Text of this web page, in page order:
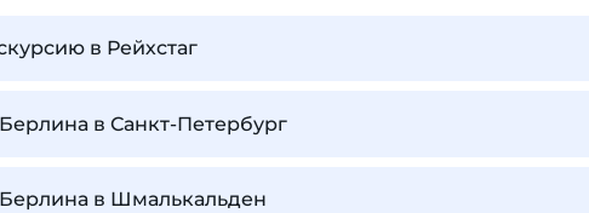
в Рейхстаг
в Санкт-Петербург
в Шмалькальден